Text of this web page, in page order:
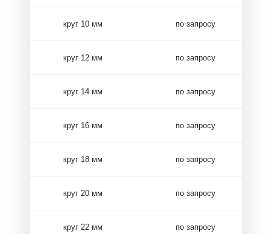
круг 10 мм по запросу
круг 12 мм по запросу
круг 14 мм по запросу
круг 16 мм по запросу
круг 18 мм по запросу
круг 20 мм по запросу
круг 22 мм по запросу